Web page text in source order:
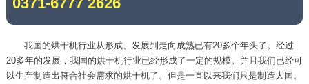
我国的烘干机行业从形成、发展到走向成熟已有20多个年头了。经过
20多年的发展，我国的烘干机行业已经形成了一定的规模。并且我们已经可
以生产制造出符合社会需求的烘干机了。但是一直以来我们只是制造大国。